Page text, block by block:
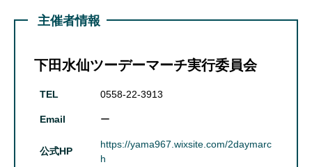
主催者情報
下田水仙ツーデーマーチ実行委員会
TEL 0558-22-3913
Email ー
公式HP
https://yama967.wixsite.com/2daymarc
h